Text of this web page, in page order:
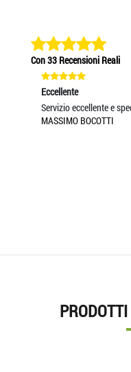
Con 33 Recensioni Reali
Eccellente
Servizio eccellente e
MASSIMO BOCOTTI